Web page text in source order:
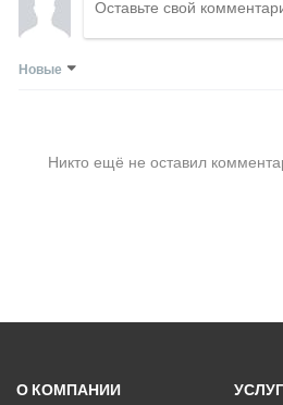
ВИННЫЕ ХОЛОДИЛЬНИКИ И
ПРЕЦИЗИОННЫЕ
ПРИТОЧНЫЕ ОЧИСТИТЕЛИ
Новые
Никто ещё не оставил
О КОМПАНИИ